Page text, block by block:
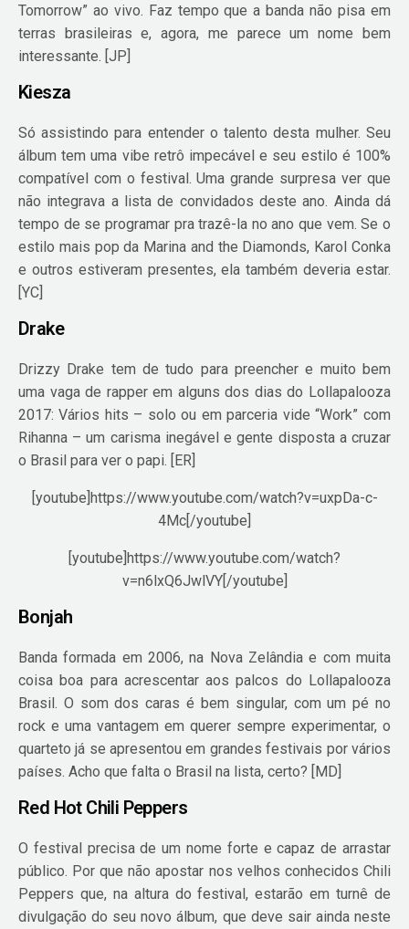
Tomorrow” ao vivo. Faz tempo que a banda não pisa em
terras brasileiras e, agora, me parece um nome bem
interessante. [JP]
Kiesza
Só assistindo para entender o talento desta mulher. Seu
álbum tem uma vibe retrô impecável e seu estilo é 100%
compatível com o festival. Uma grande surpresa ver que
não integrava a lista de convidados deste ano. Ainda dá
tempo de se programar pra trazê-la no ano que vem. Se o
estilo mais pop da Marina and the Diamonds, Karol Conka
e outros estiveram presentes, ela também deveria estar.
[YC]
Drake
Drizzy Drake tem de tudo para preencher e muito bem
uma vaga de rapper em alguns dos dias do Lollapalooza
2017: Vários hits – solo ou em parceria vide “Work” com
Rihanna – um carisma inegável e gente disposta a cruzar
o Brasil para ver o papi. [ER]
[youtube]https://www.youtube.com/watch?v=uxpDa-c-
4Mc[/youtube]
[youtube]https://www.youtube.com/watch?
v=n6lxQ6JwlVY[/youtube]
Bonjah
Banda formada em 2006, na Nova Zelândia e com muita
coisa boa para acrescentar aos palcos do Lollapalooza
Brasil. O som dos caras é bem singular, com um pé no
rock e uma vantagem em querer sempre experimentar, o
quarteto já se apresentou em grandes festivais por vários
países. Acho que falta o Brasil na lista, certo? [MD]
Red Hot Chili Peppers
O festival precisa de um nome forte e capaz de arrastar
público. Por que não apostar nos velhos conhecidos Chili
Peppers que, na altura do festival, estarão em turnê de
divulgação do seu novo álbum, que deve sair ainda neste